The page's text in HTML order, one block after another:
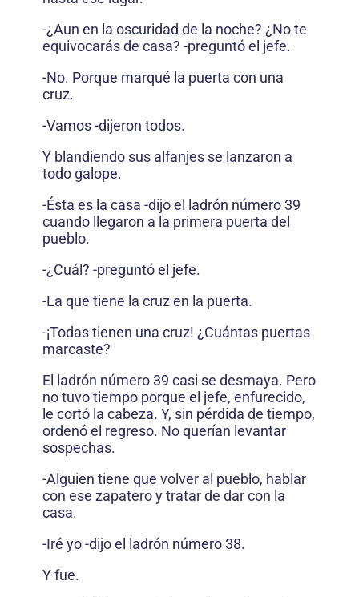
-¿Aun en la oscuridad de la noche? ¿No te
equivocarás de casa? -preguntó el jefe.
-No. Porque marqué la puerta con una
cruz.
-Vamos -dijeron todos.
Y blandiendo sus alfanjes se lanzaron a
todo galope.
-Ésta es la casa -dijo el ladrón número 39
cuando llegaron a la primera puerta del
pueblo.
-¿Cuál? -preguntó el jefe.
-La que tiene la cruz en la puerta.
-¡Todas tienen una cruz! ¿Cuántas puertas
marcaste?
El ladrón número 39 casi se desmaya. Pero
no tuvo tiempo porque el jefe, enfurecido,
le cortó la cabeza. Y, sin pérdida de tiempo,
ordenó el regreso. No querían levantar
sospechas.
-Alguien tiene que volver al pueblo, hablar
con ese zapatero y tratar de dar con la
casa.
-Iré yo -dijo el ladrón número 38.
Y fue.